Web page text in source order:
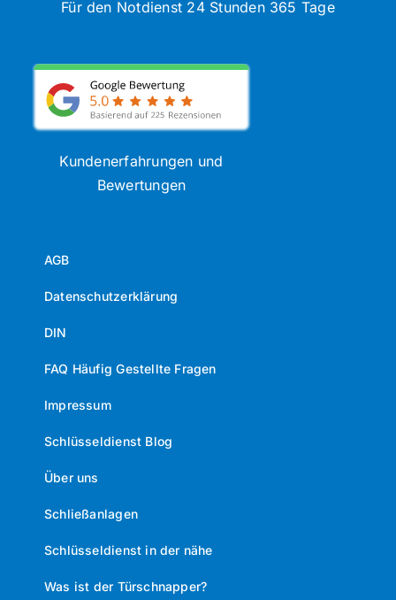
Für den Notdienst 24 Stunden 365 Tage
Kundenerfahrungen und
Bewertungen
AGB
Datenschutzerklärung
DIN
FAQ Häufig Gestellte Fragen
Impressum
Schlüsseldienst Blog
Über uns
Schließanlagen
Schlüsseldienst in der nähe
Was ist der Türschnapper?